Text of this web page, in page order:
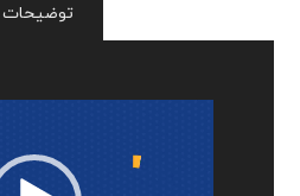
توضیحات